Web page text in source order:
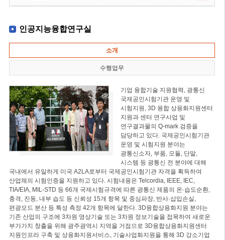
인공지능융합연구실
소개
수행업무
기업 융합기술 지원협력, 광통신
국제공인시험기관 운영 및
시험지원, 3D 융합 상용화지원센터
지원과 센터 연구사업 및
연구결과물의 Q-mark 검증을
담당하고 있다. 국제공인시험기관
운영 및 시험지원 분야는
광통신소자, 부품, 모듈, 단말,
시스템 등 광통신 전 분야에 대해
국내에서 유일하게 미국 A2LA로부터 국제공인시험기관 자격을 획득하여
산업체의 시험인증을 지원하고 있다. 시험내용은 Telcordia, IEEE, IEC,
TIA/EIA, MIL-STD 등 66개 국제시험규격에 따른 광통신 제품의 온·습도순환,
충격, 진동, 내부 습도 등 신뢰성 15개 항목 및 중심파장, 반사·삽입손실,
편광모드 분산 등 특성 측정 42개 항목에 달한다. 3D융합상용화지원 분야는
기존 산업의 구조에 3차원 영상기술 또는 3차원 정보기술을 접목하여 새로운
부가가치 창출을 위해 광주광역시 지역을 거점으로 3D융합상용화지원센터
지원인프라 구축 및 상용화지원서비스, 기술사업화지원을 통해 3D 강소기업